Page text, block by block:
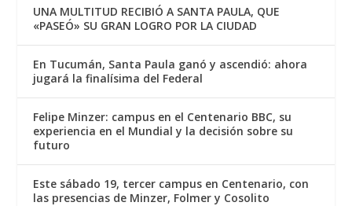
UNA MULTITUD RECIBIÓ A SANTA PAULA, QUE
«PASEÓ» SU GRAN LOGRO POR LA CIUDAD
En Tucumán, Santa Paula ganó y ascendió: ahora
jugará la finalísima del Federal
Felipe Minzer: campus en el Centenario BBC, su
experiencia en el Mundial y la decisión sobre su
futuro
Este sábado 19, tercer campus en Centenario, con
las presencias de Minzer, Folmer y Cosolito